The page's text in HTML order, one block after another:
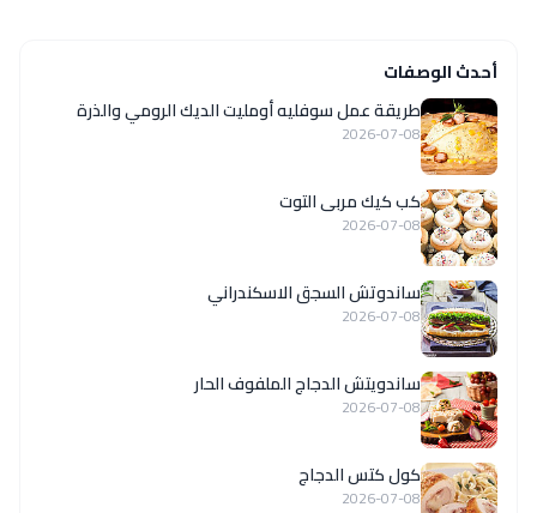
أحدث الوصفات
طريقة عمل سوفليه أومليت الديك الرومي والذرة
2026-07-08
كب كيك مربى التوت
2026-07-08
ساندوتش السجق الاسكندراني
2026-07-08
ساندويتش الدجاج الملفوف الحار
2026-07-08
كول كتس الدجاج
2026-07-08